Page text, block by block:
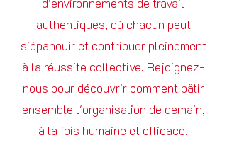
authentiques, où chacun peut
s'épanouir et contribuer pleinement
à la réussite collective. Rejoignez-
nous pour découvrir comment bâtir
ensemble l'organisation de demain,
à la fois humaine et efficace.